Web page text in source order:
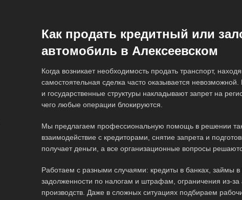
Как продать кредитный или
автомобиль в Алексеевском
Когда возникает необходимость продать транспорт,
самостоятельная сделка часто оказывается
и государственные структуры накладывают запрет на
чего любые операции блокируются.
Мы предлагаем профессиональную помощь в решении
взаимодействие с кредиторами, снятие запрета и
получает деньги, а все организационные вопросы
Работаем с разными случаями: кредиты в банках, займы
задолженности по налогам и штрафам, ограничения из-
производств. Даже в сложных ситуациях подбираем